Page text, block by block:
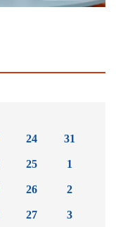
24
25
26
27
31
1
2
3